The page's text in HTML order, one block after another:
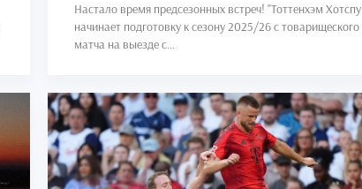
Настало время предсезонных встреч! "Тоттенхэм
начинает подготовку к сезону 2025/26 с товарищеского
матча на выезде с...